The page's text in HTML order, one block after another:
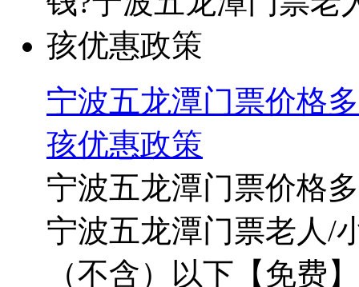
宁波五龙潭门票价格
孩优惠政策
宁波五龙潭门票价格
宁波五龙潭门票老人/
（不含）以下【免费